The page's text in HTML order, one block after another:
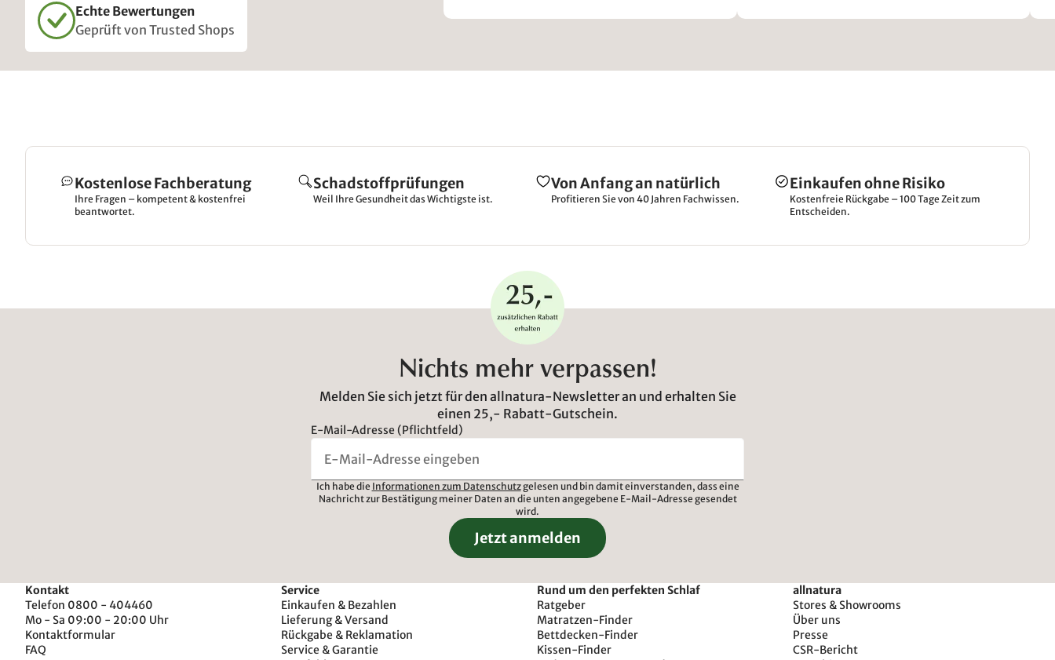
Echte Bewertungen
Geprüft von Trusted Shops
Kostenlose Fachberatung
Ihre Fragen – kompetent & kostenfrei
beantwortet.
Schadstoffprüfungen
Weil Ihre Gesundheit das Wichtigste ist.
Von Anfang an natürlich
Profitieren Sie von 40 Jahren Fachwissen.
Einkaufen ohne Risiko
Kostenfreie Rückgabe – 100 Tage Zeit zum
Entscheiden.
Nichts mehr verpassen!
Melden Sie sich jetzt für den allnatura-Newsletter an und erhalten Sie
einen 25,- Rabatt-Gutschein.
E-Mail-Adresse (Pflichtfeld)
Ich habe die Informationen zum Datenschutzgelesen und bin damit einverstanden, dass eine
Nachricht zur Bestätigung meiner Daten an die unten angegebene E-Mail-Adresse gesendet
wird.
Jetzt anmelden
Kontakt
Telefon 0800 - 404460
Mo - Sa 09:00 - 20:00 Uhr
Kontaktformular
FAQ
Service
Einkaufen & Bezahlen
Lieferung & Versand
Rückgabe & Reklamation
Service & Garantie
Rund um den perfekten Schlaf
Ratgeber
Matratzen-Finder
Bettdecken-Finder
Kissen-Finder
allnatura
Stores & Showrooms
Über uns
Presse
CSR-Bericht